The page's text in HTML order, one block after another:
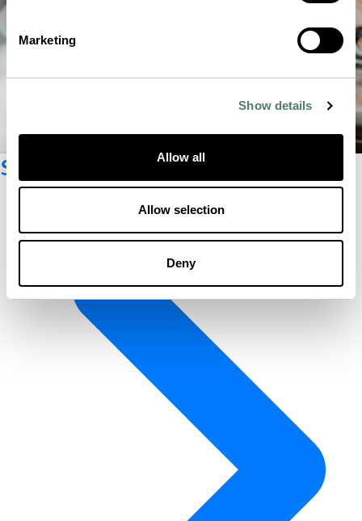
Marketing
Show details
Allow all
Allow selection
Deny
Suscríbete al boletín